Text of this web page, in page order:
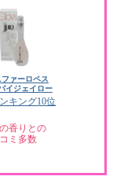
ファーロペス
イジェイロー
キング10位
香りとの
ミ多数